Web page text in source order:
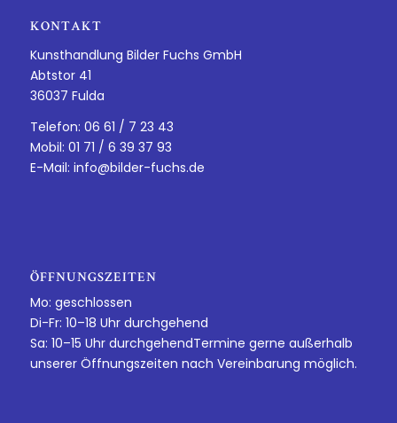
KONTAKT
Kunsthandlung Bilder Fuchs GmbH
Abtstor 41
36037 Fulda
Telefon: 06 61 / 7 23 43
Mobil: 01 71 / 6 39 37 93
E-Mail: info@bilder-fuchs.de
ÖFFNUNGSZEITEN
Mo: geschlossen
Di-Fr: 10–18 Uhr durchgehend
Sa: 10–15 Uhr durchgehendTermine gerne außerhalb
unserer Öffnungszeiten nach Vereinbarung möglich.